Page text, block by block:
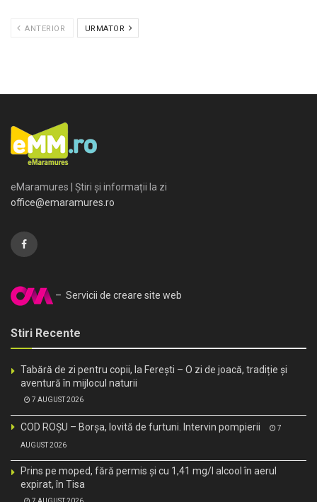
ANTERIOR URMATOR
eMaramures | Știri și informații la zi
office@emaramures.ro
– Servicii de creare site web
Stiri Recente
Tabără de zi pentru copii, la Ferești – O zi de joacă, tradiție și
aventură în mijlocul naturii
7 AUGUST 2026
COD ROȘU – Borșa, lovită de furtuni. Intervin pompierii 7
AUGUST 2026
Prins pe moped, fără permis și cu 1,41 mg/l alcool în aerul
expirat, în Tisa